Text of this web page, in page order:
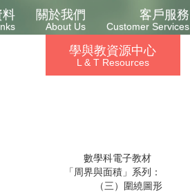
料 關於我們
About Us
客戶服務
Customer Services
學與教資源中心
L & T Resources
數學科電子教材
「周界與面積」系列：
（三）圍繞圖形